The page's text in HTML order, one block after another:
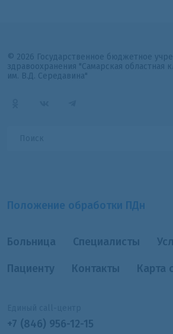
© 2026 Государственное бюджетное
здравоохранения "Самарская областная
им. В.Д. Середавина"
Положение обработки ПДн
Больница Специалисты
Пациенту Контакты Карта
+7 (846) 956-12-15